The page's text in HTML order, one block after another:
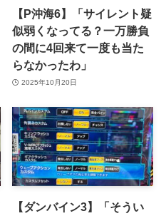
【P沖海6】「サイレント疑
似弱くなってる？一万勝負
の間に4回来て一度も当た
らなかったわ」
2025年10月20日
【ダンバイン3】「そうい